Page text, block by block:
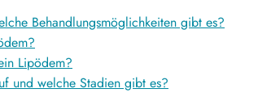
Behandlungsmöglichkeiten gibt es?
Lipödem?
und welche Stadien gibt es?